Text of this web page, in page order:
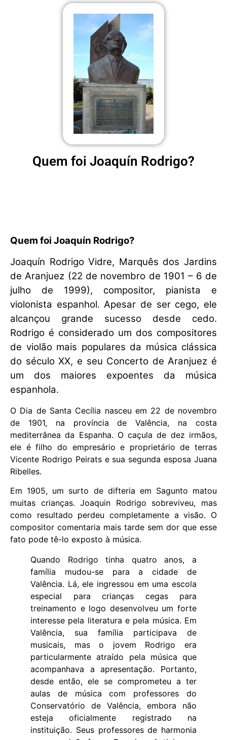
Quem foi Joaquín Rodrigo?
Quem foi Joaquín Rodrigo?
Joaquín Rodrigo Vidre, Marquês dos Jardins
de Aranjuez (22 de novembro de 1901 – 6 de
julho de 1999), compositor, pianista e
violonista espanhol. Apesar de ser cego, ele
alcançou grande sucesso desde cedo.
Rodrigo é considerado um dos compositores
de violão mais populares da música clássica
do século XX, e seu Concerto de Aranjuez é
um dos maiores expoentes da música
espanhola.
O Dia de Santa Cecília nasceu em 22 de novembro
de 1901, na província de Valência, na costa
mediterrânea da Espanha. O caçula de dez irmãos,
ele é filho do empresário e proprietário de terras
Vicente Rodrigo Peirats e sua segunda esposa Juana
Ribelles.
Em 1905, um surto de difteria em Sagunto matou
muitas crianças. Joaquin Rodrigo sobreviveu, mas
como resultado perdeu completamente a visão. O
compositor comentaria mais tarde sem dor que esse
fato pode tê-lo exposto à música.
Quando Rodrigo tinha quatro anos, a
família mudou-se para a cidade de
Valência. Lá, ele ingressou em uma escola
especial para crianças cegas para
treinamento e logo desenvolveu um forte
interesse pela literatura e pela música. Em
Valência, sua família participava de
musicais, mas o jovem Rodrigo era
particularmente atraído pela música que
acompanhava a apresentação. Portanto,
desde então, ele se comprometeu a ter
aulas de música com professores do
Conservatório de Valência, embora não
esteja oficialmente registrado na
instituição. Seus professores de harmonia